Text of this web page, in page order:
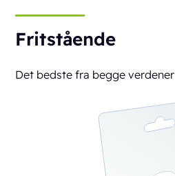
Fritstående
Det bedste fra begge verdener